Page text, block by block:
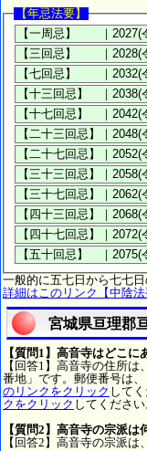
【年忌法要】
一般的に五七日から七七
詳細はこのリンク【中陰
宮城県亘理郡
【質問1】高音寺はどこに
【回答1】高音寺の住所
番地」です。郵便番号は
のリンクをクリック して
クをクリック してください
【質問2】高音寺の宗派は
【回答2】高音寺の宗派は